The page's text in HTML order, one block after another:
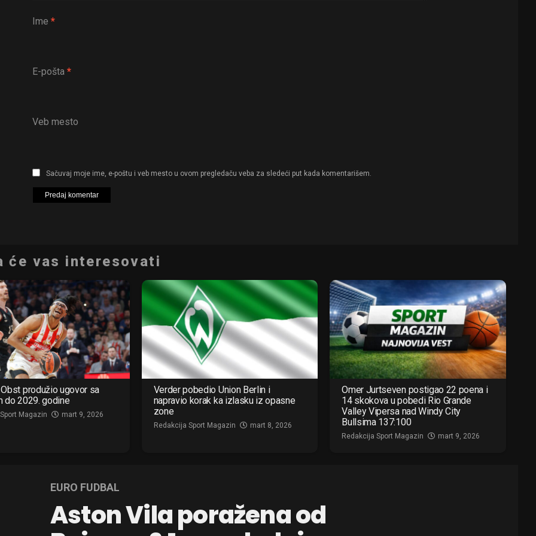
Ime *
E-pošta *
Veb mesto
Sačuvaj moje ime, e-poštu i veb mesto u ovom pregledaču veba za sledeći put kada komentarišem.
će vas interesovati
produžio ugovor sa
do 2029. godine
Magazin mart 9, 2026
Verder pobedio Union Berlin i
napravio korak ka izlasku iz opasne
zone
Redakcija Sport Magazin mart 8, 2026
Omer Jurtseven postigao 22 poena i
14 skokova u pobedi Rio Grande
Valley Vipersa nad Windy City
Bullsima 137:100
Redakcija Sport Magazin mart 9, 2026
EURO FUDBAL
Aston Vila poražena od